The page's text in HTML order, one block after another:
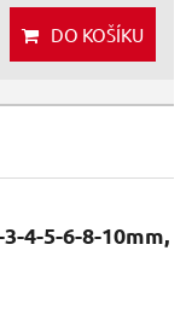
DO KOŠÍKU
4-5-6-8-10mm,